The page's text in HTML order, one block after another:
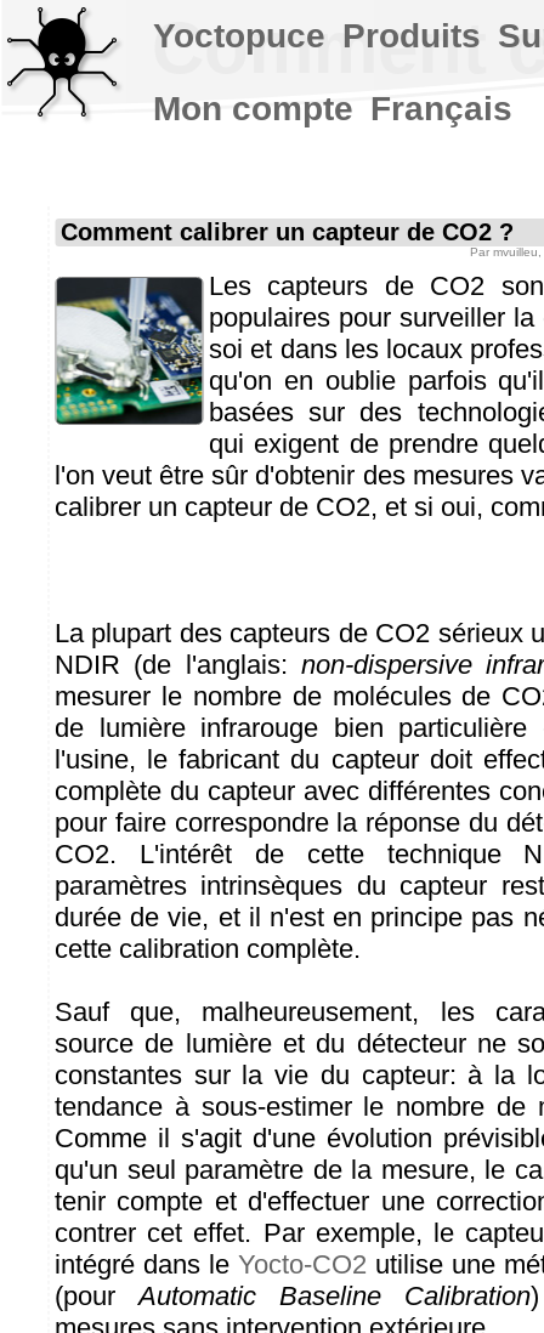
Comment
Comment calibrer un capteur de CO2 ?
Par mvuilleu
Les capteurs de CO2
populaires pour surveiller
soi et dans les locaux
qu'on en oublie parfois
basées sur des
qui exigent de prendre
l'on veut être sûr d'obtenir des mesures
calibrer un capteur de CO2, et si oui,
La plupart des capteurs de CO2 sérieux
NDIR (de l'anglais: non-dispersive
mesurer le nombre de molécules de
de lumière infrarouge bien
l'usine, le fabricant du capteur doit
complète du capteur avec différentes
pour faire correspondre la réponse du
CO2. L'intérêt de cette technique
paramètres intrinsèques du capteur
durée de vie, et il n'est en principe pas
cette calibration complète.
Sauf que, malheureusement, les
source de lumière et du détecteur ne
constantes sur la vie du capteur: à la
tendance à sous-estimer le nombre de
Comme il s'agit d'une évolution
qu'un seul paramètre de la mesure, le
tenir compte et d'effectuer une
contrer cet effet. Par exemple, le
intégré dans le Yocto-CO2 utilise une
(pourAutomatic Baseline Calibration
Yoctopuce Produits
Mon compte Français